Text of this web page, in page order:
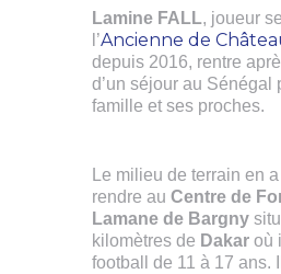
Lamine FALL, joueur
l’Ancienne de
depuis 2016, rentre
d’un séjour au Sénégal
famille et ses proches.
Le milieu de terrain en
rendre au Centre de
Lamane de Bargny
kilomètres de Dakar où
football de 11 à 17 ans.